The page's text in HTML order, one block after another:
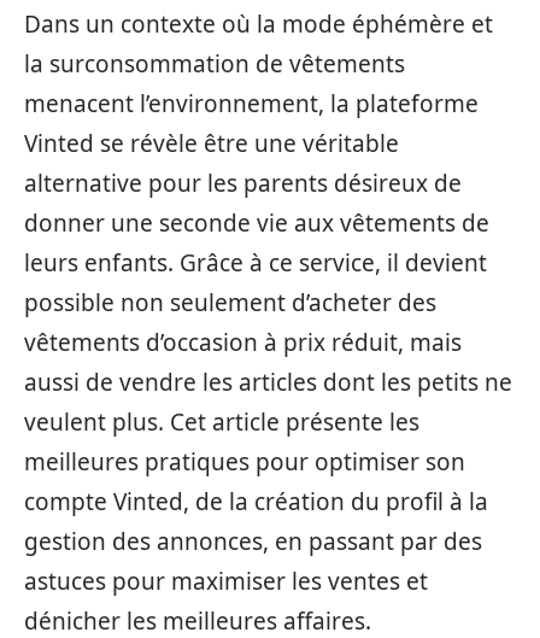
Dans un contexte où la mode éphémère et
la surconsommation de vêtements
menacent l’environnement, la plateforme
Vinted se révèle être une véritable
alternative pour les parents désireux de
donner une seconde vie aux vêtements de
leurs enfants. Grâce à ce service, il devient
possible non seulement d’acheter des
vêtements d’occasion à prix réduit, mais
aussi de vendre les articles dont les petits ne
veulent plus. Cet article présente les
meilleures pratiques pour optimiser son
compte Vinted, de la création du profil à la
gestion des annonces, en passant par des
astuces pour maximiser les ventes et
dénicher les meilleures affaires.